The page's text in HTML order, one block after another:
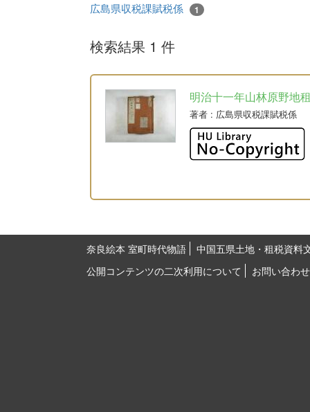
広島県収税課賦税係 1
検索結果 1 件
明治十一年山林原野地
著者 : 広島県収税課賦税係
奈良絵本 室町時代物語
中国五県土地・租税資料
公開コンテンツの二次利用について
お問い合わせ